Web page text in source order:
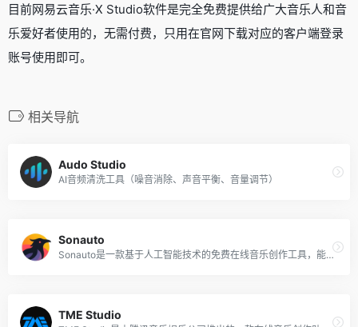
目前网易云音乐·X Studio软件是完全免费提供给广大音乐人和音
乐爱好者使用的，无需付费，只用在官网下载对应的客户端登录
账号使用即可。
相关导航
Audo Studio
AI音频清洗工具（噪音消除、声音平衡、音量调节）
Sonauto
Sonauto是一款基于人工智能技术的免费在线音乐创作工具，能够根据用户提供的文本提示、歌词或旋律，转换成具有特定风格的完整歌曲。
TME Studio